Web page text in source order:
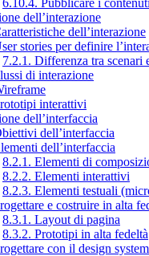
dell’interazione
dell’interazione
stories per definire
7.2.1. Differenza tra scenari
di interazione
interattivi
dell’interfaccia
dell’interfaccia
dell’interfaccia
8.2.1. Elementi di
8.2.2. Elementi interattivi
8.2.3. Elementi testuali
e costruire in alta
8.3.1. Layout di pagina
8.3.2. Prototipi in alta fedeltà
con il design